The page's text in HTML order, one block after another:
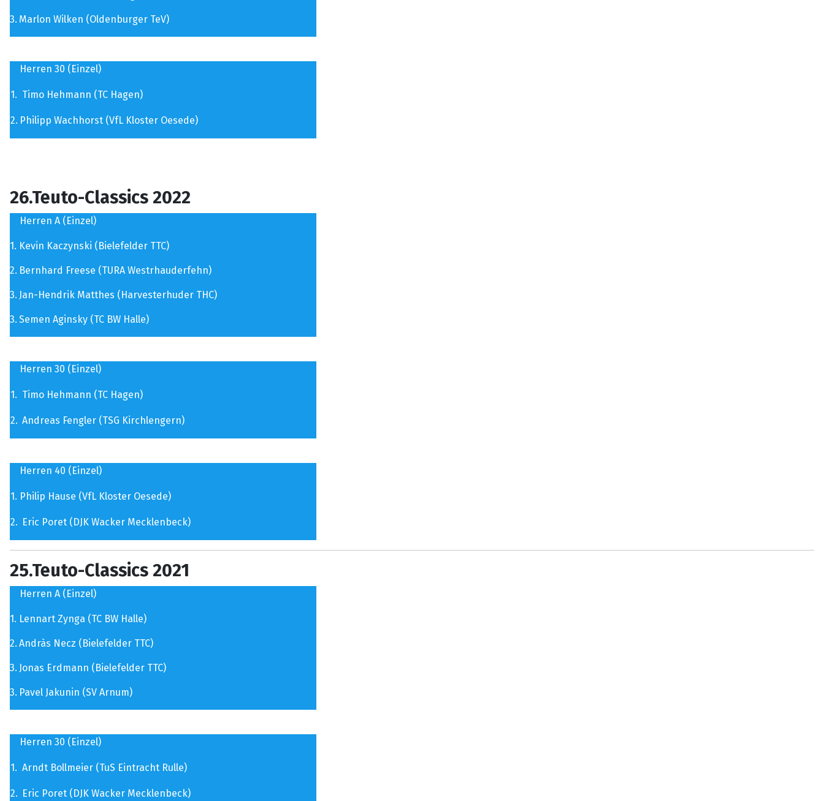
3. Marlon Wilken (Oldenburger TeV)
Herren 30 (Einzel)
1. Timo Hehmann (TC Hagen)
2. Philipp Wachhorst (VfL Kloster Oesede)
26.Teuto-Classics 2022
Herren A (Einzel)
1. Kevin Kaczynski (Bielefelder TTC)
2. Bernhard Freese (TURA Westrhauderfehn)
3. Jan-Hendrik Matthes (Harvesterhuder THC)
3. Semen Aginsky (TC BW Halle)
Herren 30 (Einzel)
1. Timo Hehmann (TC Hagen)
2. Andreas Fengler (TSG Kirchlengern)
Herren 40 (Einzel)
1. Philip Hause (VfL Kloster Oesede)
2. Eric Poret (DJK Wacker Mecklenbeck)
25.Teuto-Classics 2021
Herren A (Einzel)
1. Lennart Zynga (TC BW Halle)
2. Andràs Necz (Bielefelder TTC)
3. Jonas Erdmann (Bielefelder TTC)
3. Pavel Jakunin (SV Arnum)
Herren 30 (Einzel)
1. Arndt Bollmeier (TuS Eintracht Rulle)
2. Eric Poret (DJK Wacker Mecklenbeck)